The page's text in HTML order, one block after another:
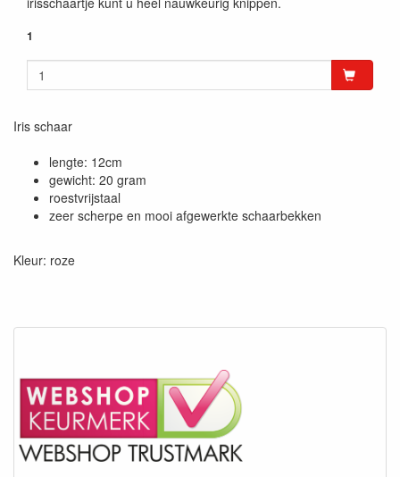
1
Iris schaar
lengte: 12cm
gewicht: 20 gram
roestvrijstaal
zeer scherpe en mooi afgewerkte schaarbekken
Kleur: roze